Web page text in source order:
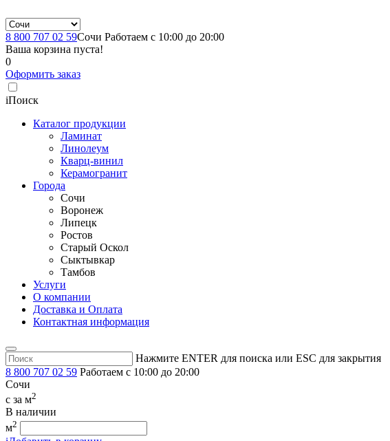
8 800 707 02 59Сочи Работаем с 10:00 до 20:00
Ваша корзина пуста!
0
Оформить заказ
iПоиск
Каталог продукции
Ламинат
Линолеум
Кварц-винил
Керамогранит
Города
Сочи
Воронеж
Липецк
Ростов
Старый Оскол
Сыктывкар
Тамбов
Услуги
О компании
Доставка и Оплата
Контактная информация
Нажмите ENTER для поиска или ESC для закрытия
8 800 707 02 59 Работаем с 10:00 до 20:00
Сочи
c за м2
В наличии
м2